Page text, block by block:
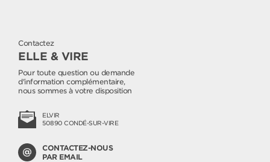
Contactez
ELLE & VIRE
Pour toute question ou demande
d'information complémentaire,
nous sommes à votre disposition
ELVIR
50890 CONDÉ-SUR-VIRE
CONTACTEZ-NOUS
PAR EMAIL